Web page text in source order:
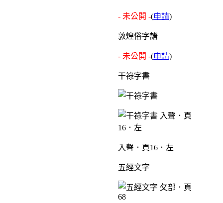
- 未公開 -(申請)
敦煌俗字譜
- 未公開 -(申請)
干祿字書
入聲．頁16．左
五經文字